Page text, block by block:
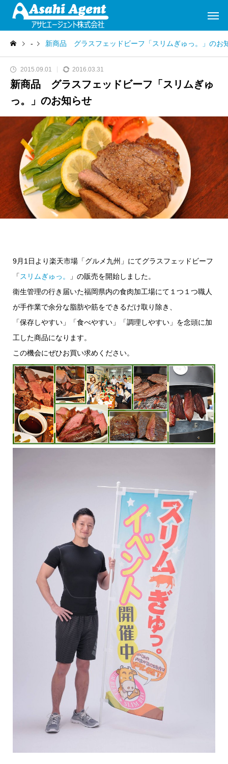
- 新商品 グラスフェッドビーフ「スリムぎゅっ。」のお
2015.09.01 2016.03.31
新商品 グラスフェッドビーフ「スリムぎゅ
っ。」のお知らせ
9月1日より楽天市場「グルメ九州」にてグラスフェッドビーフ
「 スリムぎゅっ。
」の販売を開始しました。
衛生管理の行き届いた福岡県内の食肉加工場にて１つ１つ職人
が手作業で余分な脂肪や筋をできるだけ取り除き、
「保存しやすい」「食べやすい」「調理しやすい」を念頭に加
工した商品になります。
この機会にぜひお買い求めください。